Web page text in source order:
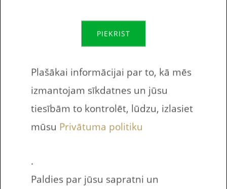
Vai tu esi robots?
Nosūtīt uz e-pasta adresi
Es piekrītu saņemt jaunumus е-pastā
PIEKRIST
Plašākai informācijai par to, kā mēs
izmantojam sīkdatnes un jūsu
tiesībām to kontrolēt, lūdzu, izlasiet
mūsu Privātuma politiku
.
Paldies par jūsu sapratni un